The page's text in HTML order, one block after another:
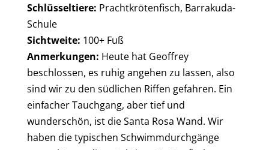
Schlüsseltiere: Prachtkrötenfisch, Barrakuda-
Schule
Sichtweite: 100+ Fuß
Anmerkungen: Heute hat Geoffrey
beschlossen, es ruhig angehen zu lassen, also
sind wir zu den südlichen Riffen gefahren. Ein
einfacher Tauchgang, aber tief und
wunderschön, ist die Santa Rosa Wand. Wir
haben die typischen Schwimmdurchgänge